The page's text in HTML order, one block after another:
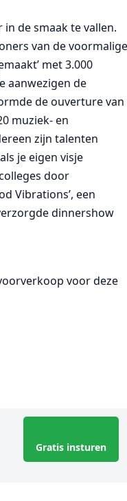
de smaak te vallen.
van de voormalige
met 3.000
aanwezigen de
de ouverture van
muziek- en
zijn talenten
je eigen visje
door
Vibrations’, een
dinnershow
voor deze
Gratis insturen